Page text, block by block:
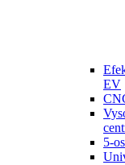
EV
5-